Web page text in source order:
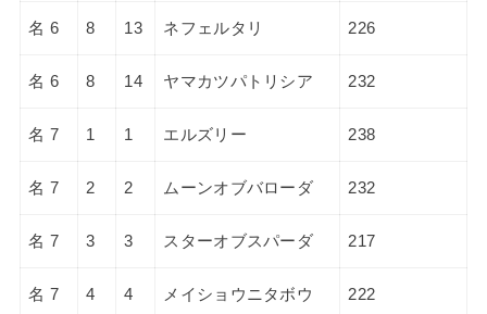
名 6 8 13 ネフェルタリ 226
名 6 8 14 ヤマカツパトリシア 232
名 7 1 1 エルズリー 238
名 7 2 2 ムーンオブバローダ 232
名 7 3 3 スターオブスパーダ 217
名 7 4 4 メイショウニタボウ 222